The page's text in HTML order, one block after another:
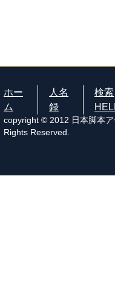
ホー
ム
人名
録
検索
copyright © 2012 日本脚本ア
Rights Reserved.